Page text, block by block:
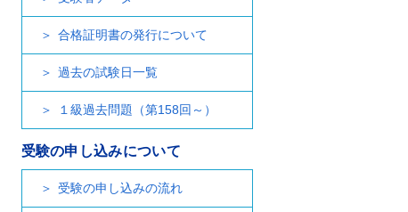
合格証明書の発行について
過去の試験日一覧
１級過去問題（第158回～）
受験の申し込みについて
受験の申し込みの流れ